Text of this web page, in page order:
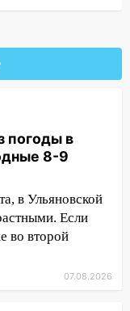
покажут
прибор для
деньги
фитнес-
погоды в
8-9
в Ульяновской
Если
во второй
07.08.2026